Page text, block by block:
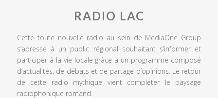
RADIO LAC
Cette toute nouvelle radio au sein de MediaOne Group
s’adresse à un public régional souhaitant s’informer et
participer à la vie locale grâce à un programme composé
d’actualités, de débats et de partage d’opinions. Le retour
de cette radio mythique vient compléter le paysage
radiophonique romand.